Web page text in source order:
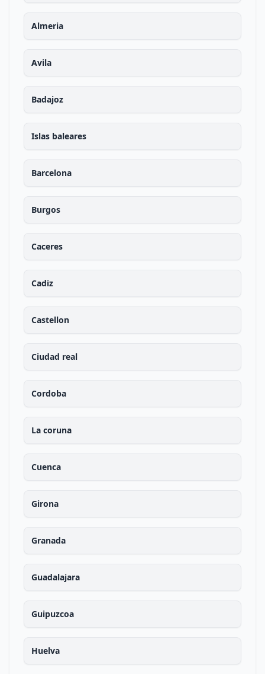
Almeria
Avila
Badajoz
Islas baleares
Barcelona
Burgos
Caceres
Cadiz
Castellon
Ciudad real
Cordoba
La coruna
Cuenca
Girona
Granada
Guadalajara
Guipuzcoa
Huelva